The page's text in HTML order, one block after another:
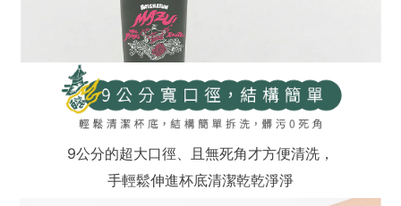
9公分的超大口徑、且無死角才方便清洗，
手輕鬆伸進杯底清潔乾乾淨淨